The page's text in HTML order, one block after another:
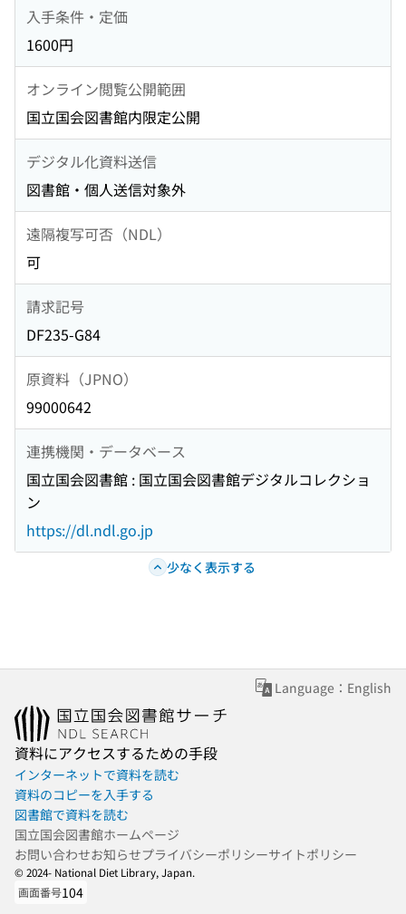
入手条件・定価
1600円
オンライン閲覧公開範囲
国立国会図書館内限定公開
デジタル化資料送信
図書館・個人送信対象外
遠隔複写可否（NDL）
可
請求記号
DF235-G84
原資料（JPNO）
99000642
連携機関・データベース
国立国会図書館 : 国立国会図書館デジタルコレクショ
ン
https://dl.ndl.go.jp
少なく表示する
Language：English
資料にアクセスするための手段
インターネットで資料を読む
資料のコピーを入手する
図書館で資料を読む
国立国会図書館ホームページ
お問い合わせお知らせプライバシーポリシーサイトポリシー
© 2024- National Diet Library, Japan.
画面番号104